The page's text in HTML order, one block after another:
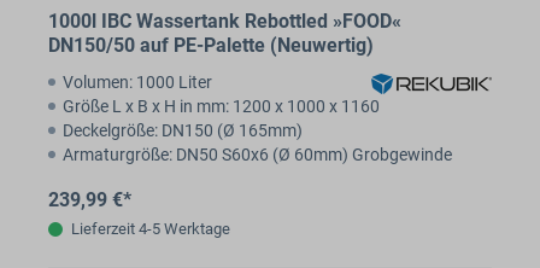
1000l IBC Wassertank Rebottled »FOOD«
DN150/50 auf PE-Palette (Neuwertig)
Volumen: 1000 Liter
Größe L x B x H in mm: 1200 x 1000 x 1160
Deckelgröße: DN150 (Ø 165mm)
Armaturgröße: DN50 S60x6 (Ø 60mm) Grobgewinde
239,99 €*
Lieferzeit 4-5 Werktage